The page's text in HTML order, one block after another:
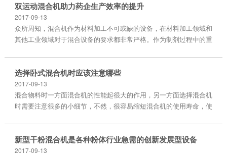
双运动混合机助力药企生产效率的提升
2017-09-13
众所周知，混合机作为材料加工不可或缺的设备，在材料加工领域和
其他工业领域对于混合设备的要求都非常严格。作为制剂过程中的重
选择卧式混合机时应该注意哪些
2017-09-13
混合物料时一方面混合机的性能起很大的作用，另一方面选择混合机
时需要注意很多的小细节，不然，很容易缩短混合机的使用寿命，使
新型干粉混合机是各种粉体行业急需的创新发展型设备
2017-09-13